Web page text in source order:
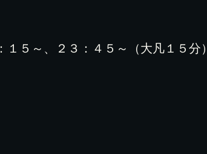
５～、２３：４５～（大凡１５分）